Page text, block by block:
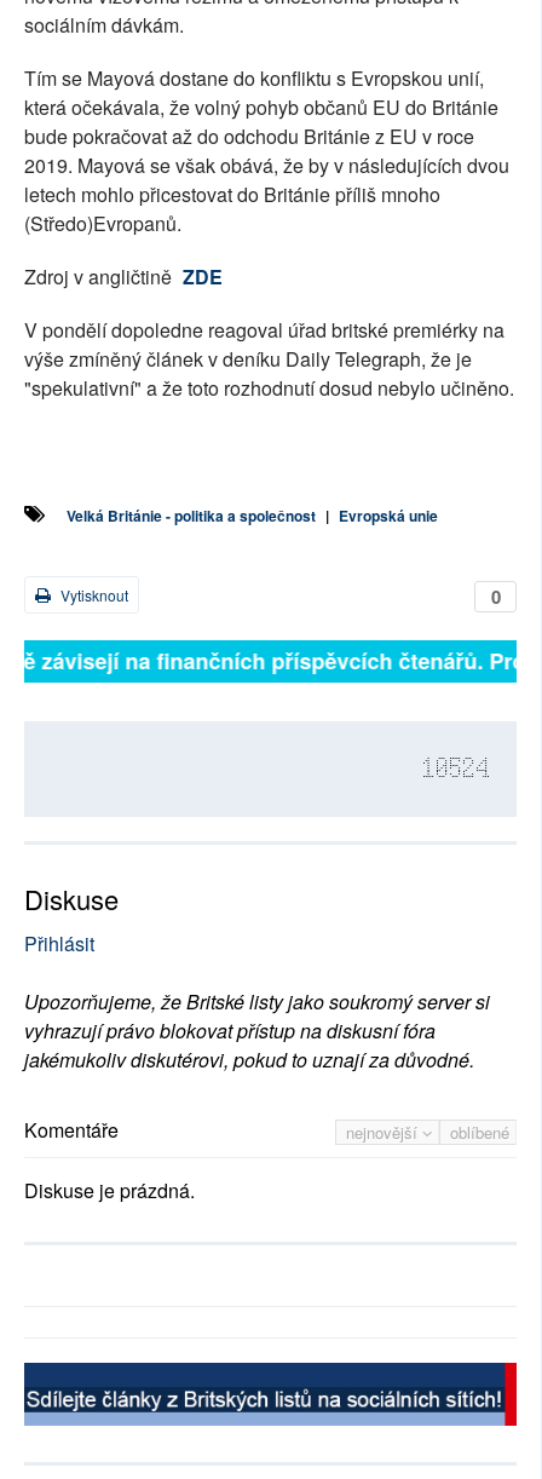
sociálním dávkám.
Tím se Mayová dostane do konfliktu s Evropskou unií,
která očekávala, že volný pohyb občanů EU do Británie
bude pokračovat až do odchodu Británie z EU v roce
2019. Mayová se však obává, že by v následujících dvou
letech mohlo přicestovat do Británie příliš mnoho
(Středo)Evropanů.
Zdroj v angličtině ZDE
V pondělí dopoledne reagoval úřad britské premiérky na
výše zmíněný článek v deníku Daily Telegraph, že je
"spekulativní" a že toto rozhodnutí dosud nebylo učiněno.
Velká Británie - politika a společnost | Evropská unie
0
Vytisknout
závisejí na finančních příspěvcích čtenářů.
10524
Diskuse
Přihlásit
Upozorňujeme, že Britské listy jako soukromý server si
vyhrazují právo blokovat přístup na diskusní fóra
jakémukoliv diskutérovi, pokud to uznají za důvodné.
nejnovější oblíbené
Komentáře
Diskuse je prázdná.